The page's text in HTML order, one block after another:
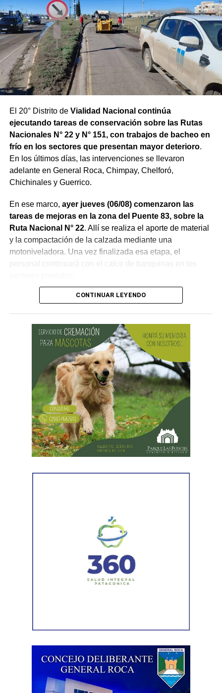
El 20° Distrito de Vialidad Nacional continúa
ejecutando tareas de conservación sobre las Rutas
Nacionales N° 22 y N° 151, con trabajos de bacheo en
frío en los sectores que presentan mayor deterioro.
En los últimos días, las intervenciones se llevaron
adelante en General Roca, Chimpay, Chelforó,
Chichinales y Guerrico.
En ese marco, ayer jueves (06/08) comenzaron las
tareas de mejoras en la zona del Puente 83, sobre la
Ruta Nacional N° 22. Allí se realiza el aporte de material
y la compactación de la calzada mediante una
motoniveladora. Una vez finalizada esa etapa, el
personal continuará con el calce de banquinas en los
Desde Vialidad Nacional informaron que,durante las
próximas semanas, el operativo de bacheo será
reforzado con dos nuevas cuadrillas de trabajo y dos
camiones bacheadores, lo que permitirá incrementar
el ritmo de ejecución y optimizar las tareas de
mantenimiento en distintos puntos del Alto Valle.
Por otra parte, el organismo avanza con el relevamiento
sectores más deteriorados y mejorar las condiciones de
CONTINUAR LEYENDO